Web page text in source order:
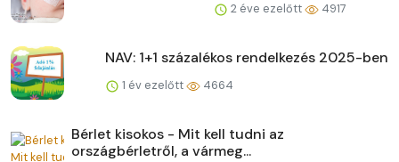
2 éve ezelőtt 4917
NAV: 1+1 százalékos rendelkezés 2025-ben
1 év ezelőtt 4664
Bérlet kisokos - Mit kell tudni az
országbérletről, a vármeg...